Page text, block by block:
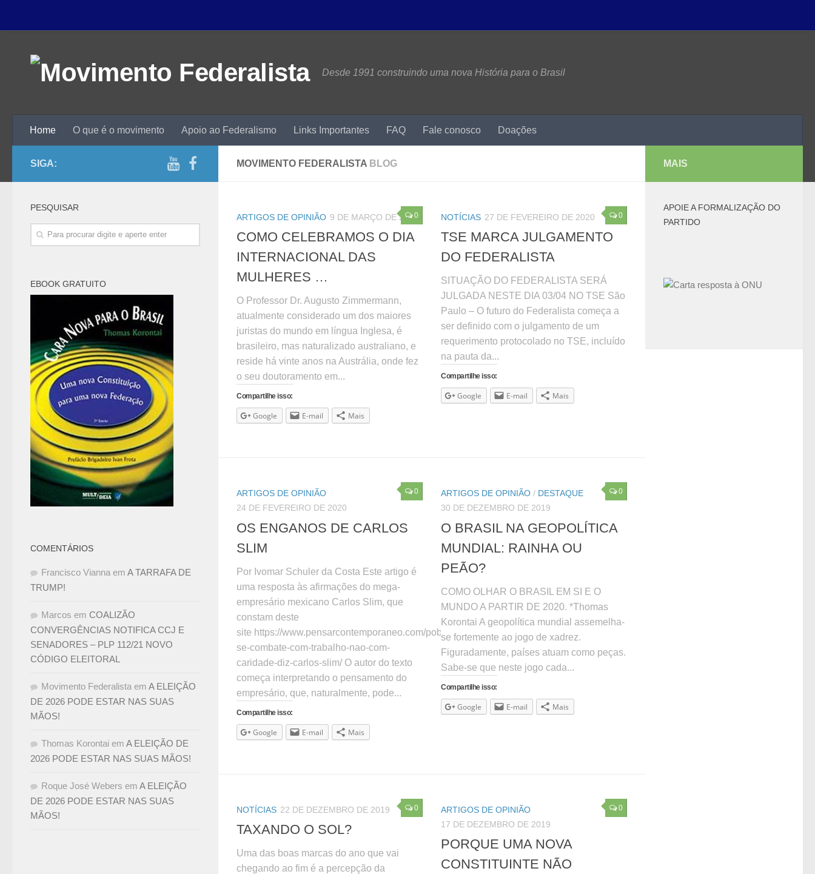
Desde 1991 construindo uma nova História para o Brasil
Home O que é o movimento Apoio ao Federalismo Links Importantes FAQ Fale conosco Doações
MOVIMENTO FEDERALISTA BLOG
0
ARTIGOS DE OPINIÃO 9 DE MARÇO DE 2020
COMO CELEBRAMOS O DIA
INTERNACIONAL DAS
MULHERES …
O Professor Dr. Augusto Zimmermann,
atualmente considerado um dos maiores
juristas do mundo em língua Inglesa, é
brasileiro, mas naturalizado australiano, e
reside há vinte anos na Austrália, onde fez
o seu doutoramento em...
Compartilhe isso:
Google E-mail Mais
0
NOTÍCIAS 27 DE FEVEREIRO DE 2020
TSE MARCA JULGAMENTO
DO FEDERALISTA
SITUAÇÃO DO FEDERALISTA SERÁ
JULGADA NESTE DIA 03/04 NO TSE São
Paulo – O futuro do Federalista começa a
ser definido com o julgamento de um
requerimento protocolado no TSE, incluído
na pauta da...
Compartilhe isso:
Google E-mail Mais
0
ARTIGOS DE OPINIÃO
24 DE FEVEREIRO DE 2020
OS ENGANOS DE CARLOS
SLIM
Por Ivomar Schuler da Costa Este artigo é
uma resposta às afirmações do mega-
empresário mexicano Carlos Slim, que
constam deste
site https://www.pensarcontemporaneo.com/pobreza-
se-combate-com-trabalho-nao-com-
caridade-diz-carlos-slim/ O autor do texto
começa interpretando o pensamento do
empresário, que, naturalmente, pode...
Compartilhe isso:
Google E-mail Mais
0
ARTIGOS DE OPINIÃO / DESTAQUE
30 DE DEZEMBRO DE 2019
O BRASIL NA GEOPOLÍTICA
MUNDIAL: RAINHA OU
PEÃO?
COMO OLHAR O BRASIL EM SI E O
MUNDO A PARTIR DE 2020. *Thomas
Korontai A geopolítica mundial assemelha-
se fortemente ao jogo de xadrez.
Figuradamente, países atuam como peças.
Sabe-se que neste jogo cada...
Compartilhe isso:
Google E-mail Mais
0
NOTÍCIAS 22 DE DEZEMBRO DE 2019
TAXANDO O SOL?
Uma das boas marcas do ano que vai
chegando ao fim é a percepção da
0
ARTIGOS DE OPINIÃO
17 DE DEZEMBRO DE 2019
PORQUE UMA NOVA
CONSTITUINTE NÃO
SIGA:
PESQUISAR
EBOOK GRATUITO
COMENTÁRIOS
Francisco Vianna em A TARRAFA DE
TRUMP!
Marcos em COALIZÃO
CONVERGÊNCIAS NOTIFICA CCJ E
SENADORES – PLP 112/21 NOVO
CÓDIGO ELEITORAL
Movimento Federalista em A ELEIÇÃO
DE 2026 PODE ESTAR NAS SUAS
MÃOS!
Thomas Korontai em A ELEIÇÃO DE
2026 PODE ESTAR NAS SUAS MÃOS!
Roque José Webers em A ELEIÇÃO
DE 2026 PODE ESTAR NAS SUAS
MÃOS!
MAIS
APOIE A FORMALIZAÇÃO DO
PARTIDO